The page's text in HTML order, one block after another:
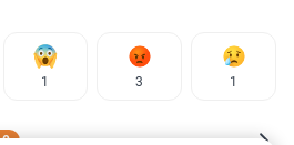
1 3 1